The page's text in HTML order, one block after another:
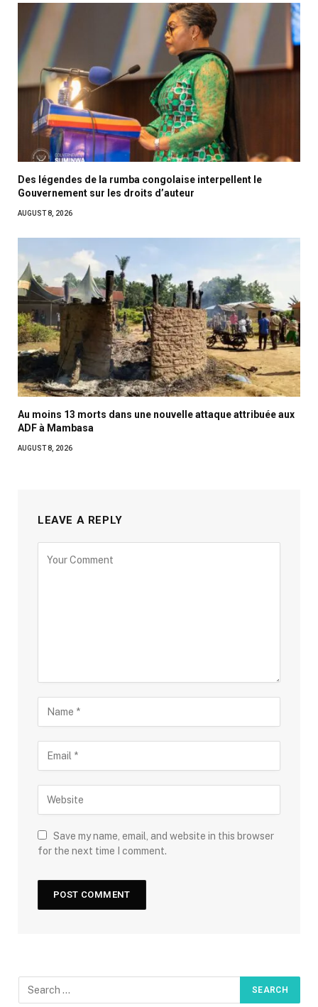
Des légendes de la rumba congolaise interpellent le
Gouvernement sur les droits d’auteur
AUGUST 8, 2026
Au moins 13 morts dans une nouvelle attaque attribuée aux
ADF à Mambasa
AUGUST 8, 2026
LEAVE A REPLY
Save my name, email, and website in this browser
for the next time I comment.